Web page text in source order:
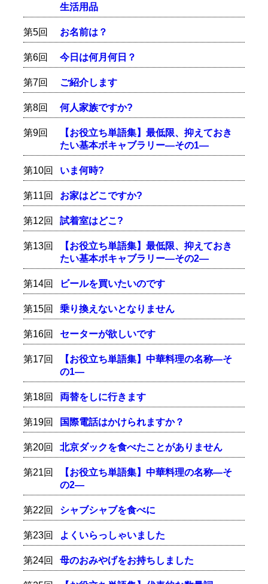
生活用品
第5回 お名前は？
第6回 今日は何月何日？
第7回 ご紹介します
第8回 何人家族ですか?
第9回
【お役立ち単語集】最低限、抑えておき
たい基本ボキャブラリー―その1―
第10回 いま何時?
第11回 お家はどこですか?
第12回 試着室はどこ?
第13回
【お役立ち単語集】最低限、抑えておき
たい基本ボキャブラリー―その2―
第14回 ビールを買いたいのです
第15回 乗り換えないとなりません
第16回 セーターが欲しいです
第17回
【お役立ち単語集】中華料理の名称―そ
の1―
第18回 両替をしに行きます
第19回 国際電話はかけられますか？
第20回 北京ダックを食べたことがありません
第21回
【お役立ち単語集】中華料理の名称―そ
の2―
第22回 シャブシャブを食べに
第23回 よくいらっしゃいました
第24回 母のおみやげをお持ちしました